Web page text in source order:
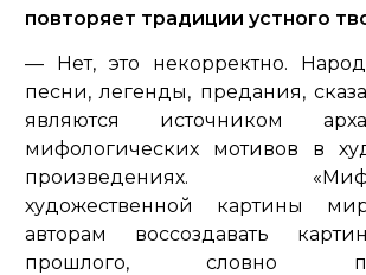
повторяет традиции устного
— Нет, это некорректно.
песни, легенды, предания,
являются источником
мифологических мотивов в
произведениях.
художественной картины
авторам воссоздавать
прошлого, словно